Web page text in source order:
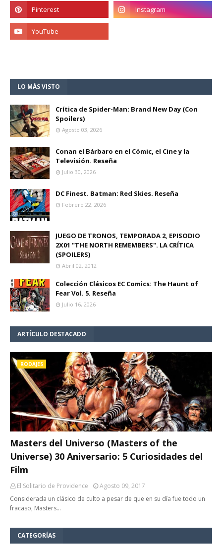
LO MÁS VISTO
Crítica de Spider-Man: Brand New Day (Con
Spoilers)
Agosto 03, 2026
Conan el Bárbaro en el Cómic, el Cine y la
Televisión. Reseña
Julio 30, 2026
DC Finest. Batman: Red Skies. Reseña
Febrero 22, 2026
JUEGO DE TRONOS, TEMPORADA 2, EPISODIO
2X01 "THE NORTH REMEMBERS". LA CRÍTICA
(SPOILERS)
Abril 02, 2012
Colección Clásicos EC Comics: The Haunt of
Fear Vol. 5. Reseña
Julio 16, 2026
ARTÍCULO DESTACADO
RODAJES
Masters del Universo (Masters of the
Universe) 30 Aniversario: 5 Curiosidades del
Film
El Solitario de Providence
Agosto 09, 2017
Considerada un clásico de culto a pesar de que en su día fue todo un
fracaso, Masters…
CATEGORÍAS